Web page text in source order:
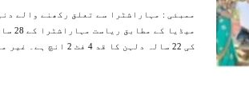
ممبئی : مہاراشٹرا سے تعلق رکھنے والے
کی 22 سالہ دلہن کا قد 4 فٹ 2 انچ ہے۔ غیر ملکی میڈیا کے مطابق دونوں کی ملاقات